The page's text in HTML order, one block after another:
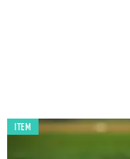
ITEM